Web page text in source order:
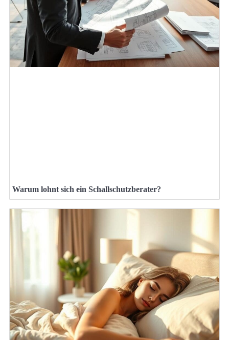
Warum lohnt sich ein Schallschutzberater?